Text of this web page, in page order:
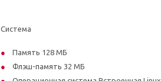
Система
Память 128 МБ
Флэш-память 32 МБ